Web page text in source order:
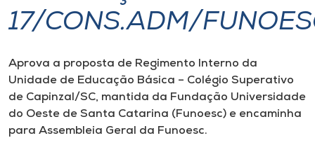
I.nova
Diplomados
Cultura
17/CONS.ADM/
Aprova a proposta de Regimento Interno da
Unidade de Educação Básica – Colégio Superativo
de Capinzal/SC, mantida da Fundação Universidade
do Oeste de Santa Catarina (Funoesc) e encaminha
para Assembleia Geral da Funoesc.